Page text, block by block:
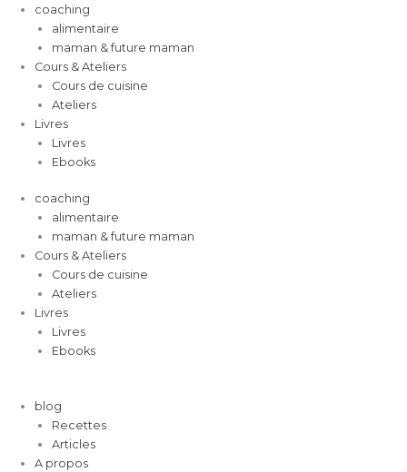
Aller
contenu
coaching
alimentaire
maman & future maman
Cours & Ateliers
Cours de cuisine
Ateliers
Livres
Livres
Ebooks
coaching
alimentaire
maman & future maman
Cours & Ateliers
Cours de cuisine
Ateliers
Livres
Livres
Ebooks
blog
Recettes
Articles
A propos